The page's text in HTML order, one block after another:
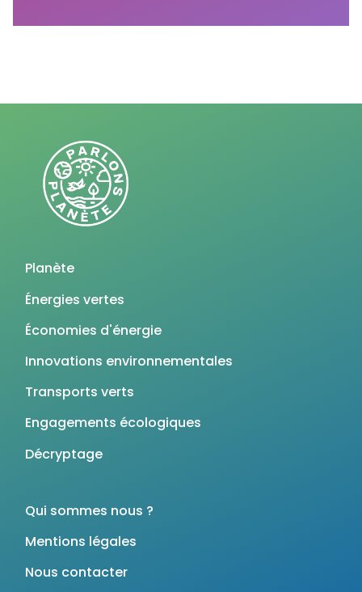
Planète
Énergies vertes
Économies d'énergie
Innovations environnementales
Transports verts
Engagements écologiques
Décryptage
Qui sommes nous ?
Mentions légales
Nous contacter